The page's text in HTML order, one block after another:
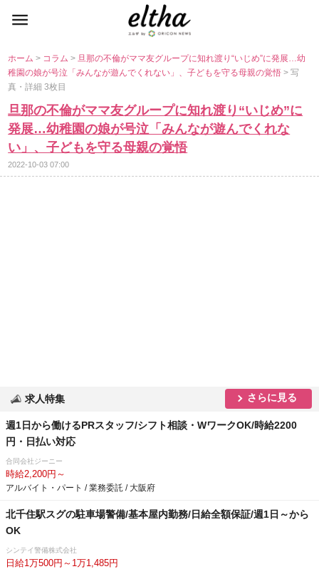
ホーム> コラム>旦那の不倫がママ友グループに知れ渡り“いじめ”に発展…幼
稚園の娘が号泣「みんなが遊んでくれない」、子どもを守る母親の覚悟> 写
真・詳細 3枚目
旦那の不倫がママ友グループに知れ渡り“いじめ”に
発展…幼稚園の娘が号泣「みんなが遊んでくれな
い」、子どもを守る母親の覚悟
2022-10-03 07:00
求人特集 さらに見る
週1日から働けるPRスタッフ/シフト相談・WワークOK/時給2200
円・日払い対応
合同会社ジーニー
時給2,200円～
アルバイト・パート / 業務委託 / 大阪府
北千住駅スグの駐車場警備/基本屋内勤務/日給全額保証/週1日～から
OK
シンテイ警備株式会社
日給1万500円～1万1,485円